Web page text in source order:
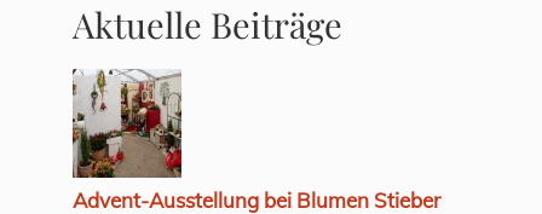
Aktuelle Beiträge
Advent-Ausstellung bei Blumen Stieber